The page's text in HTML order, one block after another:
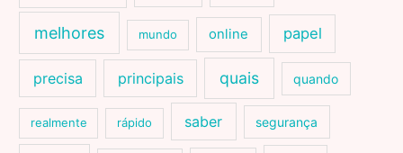
melhores mundo online papel
precisa principais quais quando
realmente rápido saber segurança